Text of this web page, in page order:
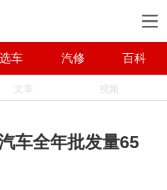
选车 汽修 百科
文章 视频
车全年批发量65